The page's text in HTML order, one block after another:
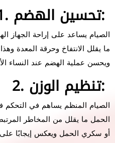
1. تحسين الهضم:
الصيام يساعد على إراحة الجهاز
ما يقلل الانتفاخ وحرقة المعدة
ويحسن عملية الهضم عند النساء
2. تنظيم الوزن:
الصيام المنظم يساهم في التحكم
الحمل ما يقلل من المخاطر
أو سكري الحمل ويعكس إيجابًا